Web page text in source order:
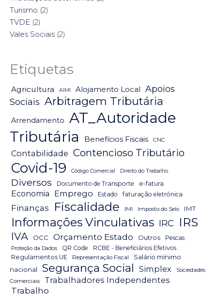
Turismo (2)
TVDE (2)
Vales Sociais (2)
Etiquetas
Agricultura AIMI Alojamento Local
Apoios
Sociais Arbitragem Tributária
Arrendamento
AT_Autoridade
Tributária
Benefícios Fiscais CNC
Contabilidade Contencioso Tributário
Covid-19 Código Comercial Direito do Trabalho
Diversos Documento de Transporte e-fatura
Economia Emprego Estado faturação eletrónica
Finanças Fiscalidade IMI Imposto do Selo IMT
Informações Vinculativas IRC IRS
IVA OCC Orçamento Estado Outros Pescas
Proteção da Dados QR Code
RCBE - Beneficiários Efetivos
Regulamentos UE
Representação Fiscal
Salário mínimo
nacional
Segurança Social Simplex
Sociedades
Comerciais
Trabalhadores Independentes
Trabalho